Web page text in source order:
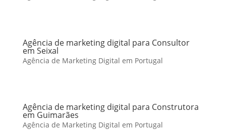
Agência de marketing digital para Consultor
em Seixal
Agência de Marketing Digital em Portugal
Agência de marketing digital para Construtora
em Guimarães
Agência de Marketing Digital em Portugal